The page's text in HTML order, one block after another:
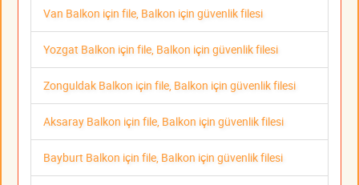
Van Balkon için file, Balkon için güvenlik filesi
Yozgat Balkon için file, Balkon için güvenlik filesi
Zonguldak Balkon için file, Balkon için güvenlik filesi
Aksaray Balkon için file, Balkon için güvenlik filesi
Bayburt Balkon için file, Balkon için güvenlik filesi